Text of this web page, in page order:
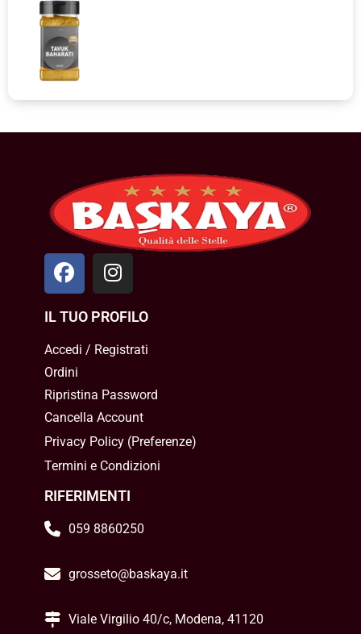
IL TUO PROFILO
Accedi / Registrati
Ordini
Ripristina Password
Cancella Account
Privacy Policy(Preferenze)
Termini e Condizioni
RIFERIMENTI
059 8860250
grosseto@baskaya.it
Viale Virgilio 40/c, Modena, 41120